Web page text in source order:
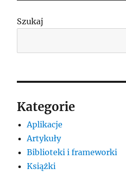
Szukaj
Kategorie
Aplikacje
Artykuły
Biblioteki i frameworki
Książki